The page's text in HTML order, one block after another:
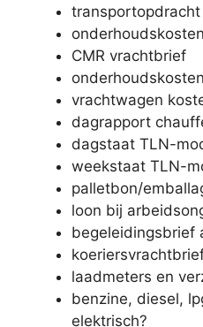
transportopdracht
CMR vrachtbrief
vrachtwagen
dagrapport
dagstaat TLN-
weekstaat TLN-
palletbon/
loon bij
begeleidingsbrief
laadmeters en
benzine, diesel,
elektrisch?